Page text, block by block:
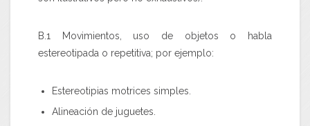
B.1
Movimientos, uso de objetos o habla
estereotipada o repetitiva; por ejemplo:
Estereotipias motrices simples.
Alineación de juguetes.